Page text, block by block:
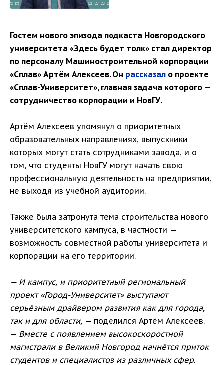
Гостем нового эпизода подкаста Новгородского
университета «Здесь будет толк» стал директор
по персоналу Машиностроительной корпорации
«Сплав» Артём Алексеев. Он рассказал о проекте
«Сплав-Университет», главная задача которого —
сотрудничество корпорации и НовГУ.
Артём Алексеев упомянул о приоритетных
образовательных направлениях, выпускники
которых могут стать сотрудниками завода, и о
том, что студенты НовГУ могут начать свою
профессиональную деятельность на предприятии,
не выходя из учебной аудитории.
Также была затронута тема строительства нового
университетского кампуса, в частности —
возможность совместной работы университета и
корпорации на его территории.
— И кампус, и приоритетный региональный
проект «Город-Университет» выступают
серьёзным драйвером развития как для города,
так и для области, — поделился Артём Алексеев.
— Вместе с появлением высокоскоростной
магистрали в Великий Новгород начнётся приток
студентов и специалистов из различных сфер.